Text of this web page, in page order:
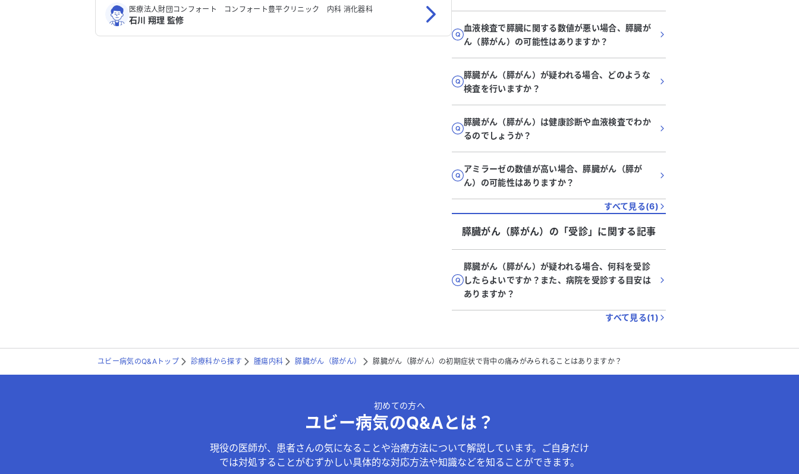
医療法人財団コンフォート コンフォート豊平クリニック 内科 消化器科
石川 翔理 監修
血液検査で膵臓に関する数値が悪い場合、膵臓が
ん（膵がん）の可能性はありますか？
膵臓がん（膵がん）が疑われる場合、どのような
検査を行いますか？
膵臓がん（膵がん）は健康診断や血液検査でわか
るのでしょうか？
アミラーゼの数値が高い場合、膵臓がん（膵が
ん）の可能性はありますか？
すべて見る(6)
膵臓がん（膵がん） の「受診」に関する記事
膵臓がん（膵がん）が疑われる場合、何科を受診
したらよいですか？また、病院を受診する目安は
ありますか？
すべて見る(1)
ユビー病気のQ&Aトップ 診療科から探す 腫瘍内科 膵臓がん（膵がん） 膵臓がん（膵がん）の初期症状で背中の痛みがみられることはありますか？
初めての方へ
ユビー病気のQ&Aとは？
現役の医師が、患者さんの気になることや治療方法について解説しています。ご自身だけ
では対処することがむずかしい具体的な対応方法や知識などを知ることができます。